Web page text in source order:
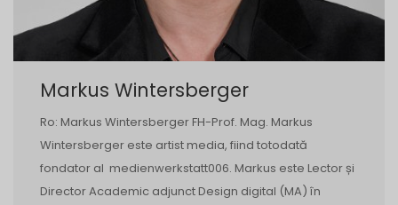
Markus Wintersberger
Ro: Markus Wintersberger FH-Prof. Mag. Markus
Wintersberger este artist media, fiind totodată
fondator al medienwerkstatt006. Markus este Lector și
Director Academic adjunct Design digital (MA) în